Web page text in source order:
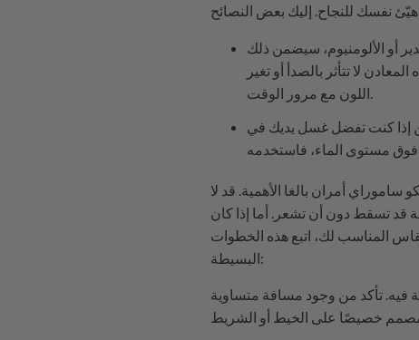
أو الألومنيوم، سيضمن ذلك
لا تتأثر بالصدأ أو تغير
إذا كنت تفضل غسل يديك في
أمران بالغا الأهمية. قد لا
قد تسقط دون أن تشعر. أما إذا كان
المناسب لك، اتبع هذه الخطوات
البسيطة:
تأكد من وجود مسافة متساوية